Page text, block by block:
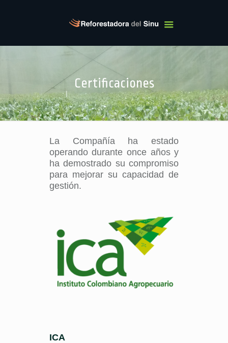
Certificaciones
La Compañía ha estado
operando durante once años y
ha demostrado su compromiso
para mejorar su capacidad de
gestión.
ICA